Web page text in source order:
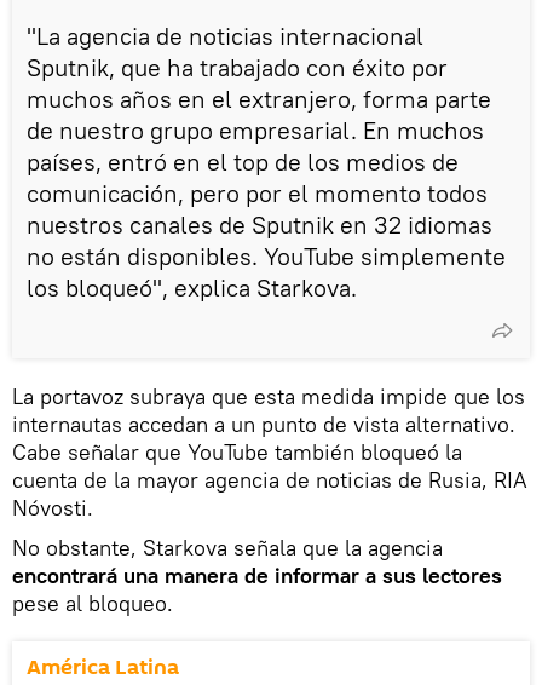
"La agencia de noticias internacional
Sputnik, que ha trabajado con éxito por
muchos años en el extranjero, forma parte
de nuestro grupo empresarial. En muchos
países, entró en el top de los medios de
comunicación, pero por el momento todos
nuestros canales de Sputnik en 32 idiomas
no están disponibles. YouTube simplemente
los bloqueó", explica Starkova.
La portavoz subraya que esta medida impide que los
internautas accedan a un punto de vista alternativo.
Cabe señalar que YouTube también bloqueó la
cuenta de la mayor agencia de noticias de Rusia, RIA
Nóvosti.
No obstante, Starkova señala que la agencia
encontrará una manera de informar a sus lectores
pese al bloqueo.
América Latina